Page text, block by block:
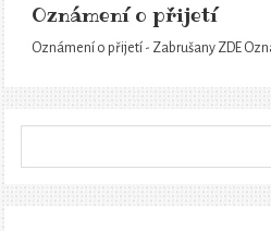
Oznámení o přijetí
Oznámení o přijetí - Zabrušany ZDE